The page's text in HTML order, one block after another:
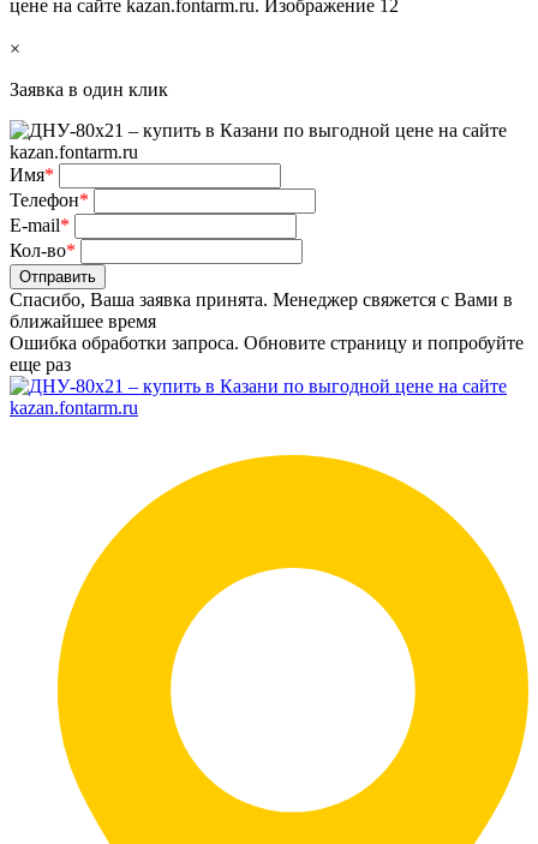
×
Заявка в один клик
Имя*
Телефон*
E-mail*
Кол-во*
Отправить
Спасибо, Ваша заявка принята. Менеджер свяжется с Вами в
ближайшее время
Ошибка обработки запроса. Обновите страницу и попробуйте
еще раз